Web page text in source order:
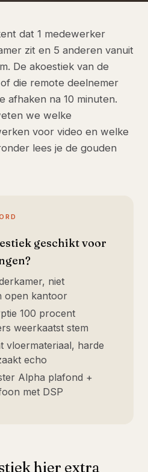
dat 1 medewerker
zit en 5 anderen vanuit
De akoestiek van de
die remote deelnemer
afhaken na 10 minuten.
we welke
voor video en welke
lees je de gouden
geschikt voor
niet
open kantoor
100 procent
weerkaatst stem
vloermateriaal, harde
echo
Alpha plafond +
met DSP
hier extra